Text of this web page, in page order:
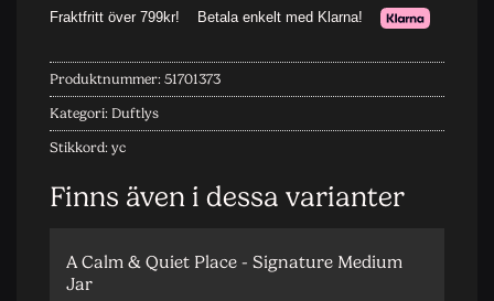
Produktnummer: 51701373
Kategori: Duftlys
Stikkord: yc
Finns även i dessa varianter
A Calm & Quiet Place - Signature Medium
Jar